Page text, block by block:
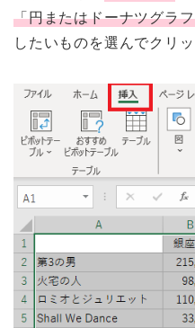
「円またはドーナツグラ
したいものを選んでクリッ